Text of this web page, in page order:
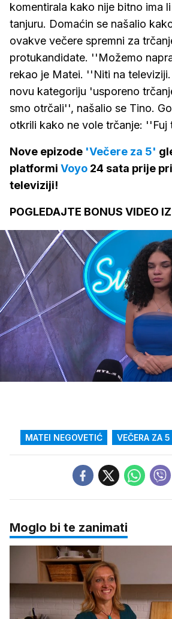
komentirala kako nije bitno ima
tanjuru. Domaćin se našalio
ovakve večere spremni za
protukandidate. ''Možemo
rekao je Matei. ''Niti na
novu kategoriju 'usporeno
smo otrčali'', našalio se Tino.
otkrili kako ne vole trčanje: ''Fuj
Nove epizode 'Večere za 5'
platformi Voyo 24 sata prije
televiziji!
POGLEDAJTE BONUS VIDEO
Upali
zvuk
Loaded:
100.00%
MATEI NEGOVETIĆ VEČERA ZA 5
Moglo bi te zanimati